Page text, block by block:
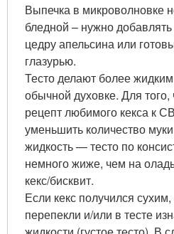
Выпечка в микроволновке
бледной – нужно
цедру апельсина или
глазурью.
Тесто делают более
обычной духовке. Для
рецепт любимого кекса к
уменьшить количество
жидкость — тесто по
немного жиже, чем на
кекс/бисквит.
Если кекс получился сухим,
перепекли и/или в тесте